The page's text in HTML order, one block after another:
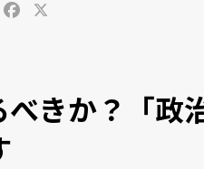
Facebook
べきか？「政